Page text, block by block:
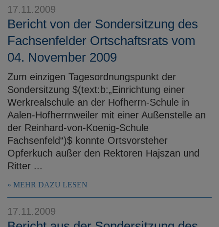
17.11.2009
Bericht von der Sondersitzung des
Fachsenfelder Ortschaftsrats vom
04. November 2009
Zum einzigen Tagesordnungspunkt der
Sondersitzung $(text:b:„Einrichtung einer
Werkrealschule an der Hofherrn-Schule in
Aalen-Hofherrnweiler mit einer Außenstelle an
der Reinhard-von-Koenig-Schule
Fachsenfeld“)$ konnte Ortsvorsteher
Opferkuch außer den Rektoren Hajszan und
Ritter ...
MEHR DAZU LESEN
17.11.2009